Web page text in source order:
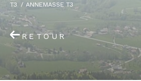
T3
ANNEMASSE T3
RETOUR